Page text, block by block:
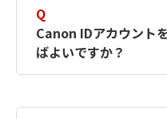
Q
Canon IDアカウント
ばよいですか？